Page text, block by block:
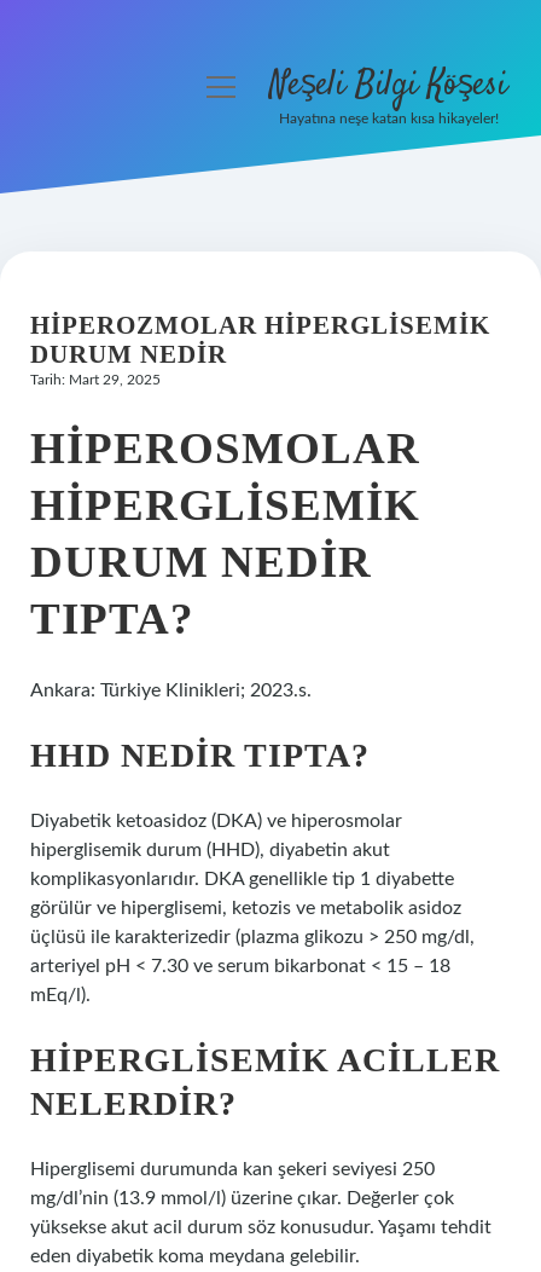
Hakkımızda
menüyüNeşeli Bilgi Köşesi
Hayatına neşe katan kısa hikayeler!
HIPEROZMOLAR HIPERGLISEMIK
DURUM NEDIR
Tarih: Mart 29, 2025
HIPEROSMOLAR
HIPERGLISEMIK
DURUM NEDIR
TIPTA?
Ankara: Türkiye Klinikleri; 2023.s.
HHD NEDIR TIPTA?
Diyabetik ketoasidoz (DKA) ve hiperosmolar
hiperglisemik durum (HHD), diyabetin akut
komplikasyonlarıdır. DKA genellikle tip 1 diyabette
görülür ve hiperglisemi, ketozis ve metabolik asidoz
üçlüsü ile karakterizedir (plazma glikozu > 250 mg/dl,
arteriyel pH < 7.30 ve serum bikarbonat < 15 – 18
mEq/l).
HIPERGLISEMIK ACILLER
NELERDIR?
Hiperglisemi durumunda kan şekeri seviyesi 250
mg/dl’nin (13.9 mmol/l) üzerine çıkar. Değerler çok
yüksekse akut acil durum söz konusudur. Yaşamı tehdit
eden diyabetik koma meydana gelebilir.